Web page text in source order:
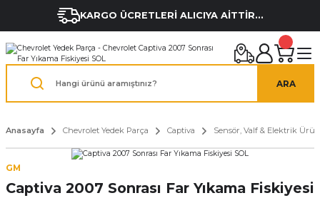
KARGO ÜCRETLERİ ALICIYA AİTTİR...
ARA
Anasayfa Chevrolet Yedek Parça Captiva Sensör, Valf & Elektrik
GM
Captiva 2007 Sonrası Far Yıkama Fiskiyesi